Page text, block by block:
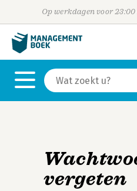
Op werkdagen voor
vergeten